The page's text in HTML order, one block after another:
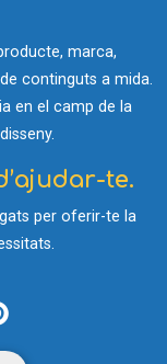
marca,
continguts a mida.
en el camp de la
te.
per oferir-te la